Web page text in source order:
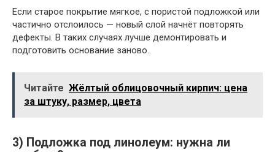
Если старое покрытие мягкое, с пористой подложкой или
частично отслоилось — новый слой начнёт повторять
дефекты. В таких случаях лучше демонтировать и
подготовить основание заново.
Читайте Жёлтый облицовочный кирпич: цена
за штуку, размер, цвета
3) Подложка под линолеум: нужна ли